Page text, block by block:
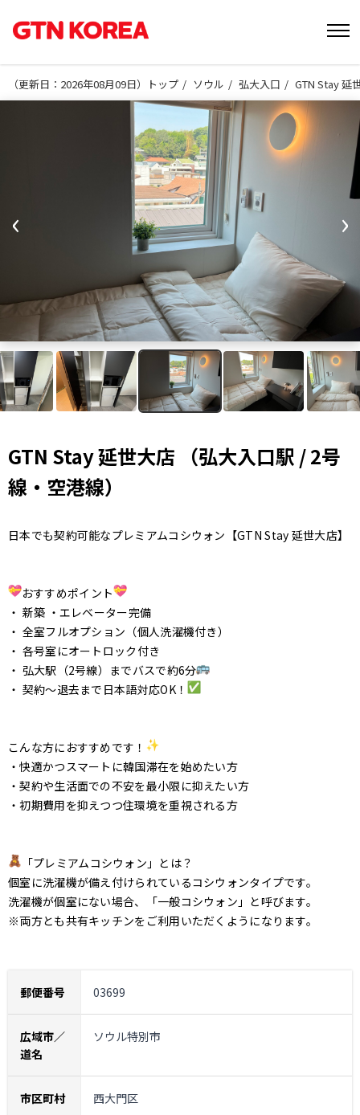
（更新日：2026年08月09日） トップ ソウル 弘大入口 GTN Stay 延
‹ ›
GTN Stay 延世大店 （弘大入口駅 / 2号
線・空港線）
日本でも契約可能なプレミアムコシウォン 【GTN Stay 延世大店】
おすすめポイント
・ 新築 ・エレベーター完備
・ 全室フルオプション（個人洗濯機付き）
・ 各号室にオートロック付き
・ 弘大駅（2号線）までバスで約6分
・ 契約〜退去まで日本語対応OK！
こんな方におすすめです！
・快適かつスマートに韓国滞在を始めたい方
・契約や生活面での不安を最小限に抑えたい方
・初期費用を抑えつつ住環境を重視される方
「プレミアムコシウォン」とは？
個室に洗濯機が備え付けられているコシウォンタイプです。
洗濯機が個室にない場合、「一般コシウォン」と呼びます。
※両方とも共有キッチンをご利用いただくようになります。
郵便番号 03699
広域市／
道名
ソウル特別市
市区町村 西大門区